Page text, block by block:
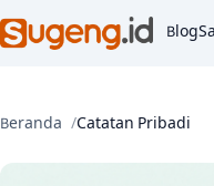
Blog
Beranda Catatan Pribadi